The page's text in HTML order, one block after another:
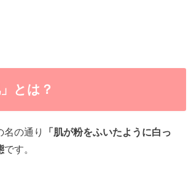
とは？
名の通り
「肌が粉をふいたように白っ
です。